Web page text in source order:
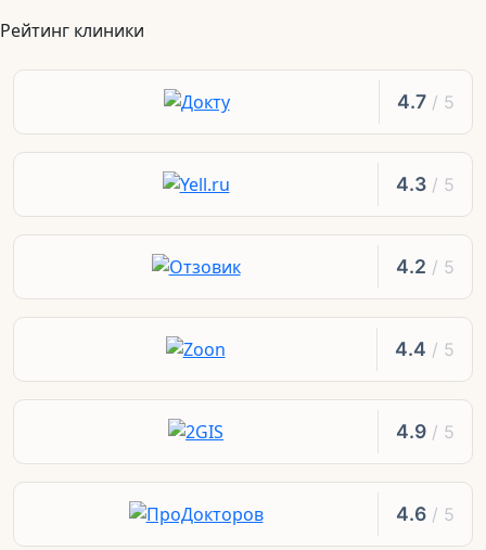
Рейтинг клиники
4.7 / 5
4.3 / 5
4.2 / 5
4.4 / 5
4.9 / 5
4.6 / 5